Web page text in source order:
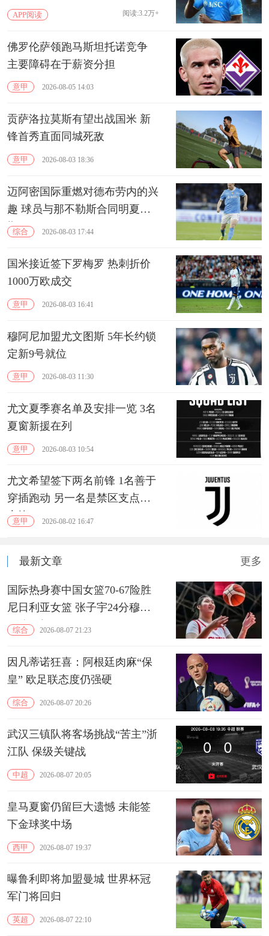
APP阅读 阅读:3.2万+
佛罗伦萨领跑马斯坦托诺竞争
主要障碍在于‌薪资分担‌
意甲 2026-08-05 14:03
贡萨洛拉莫斯有望出战国米 新
锋首秀直面同城死敌
意甲 2026-08-03 18:36
迈阿密国际重燃对德布劳内的兴
趣 球员与那不勒斯合同明夏到
期综合 2026-08-03 17:44
国米接近签下罗梅罗 热刺折价
1000万欧成交
意甲 2026-08-03 16:41
穆阿尼加盟尤文图斯 5年长约锁
定新9号就位
意甲 2026-08-03 11:30
尤文夏季赛名单及安排一览 3名
夏窗新援在列
意甲 2026-08-03 10:54
尤文希望签下两名前锋 1名善于
穿插跑动 另一名是禁区支点型
中锋
意甲 2026-08-02 16:47
最新文章 更多
国际热身赛中国女篮70-67险胜
尼日利亚女篮 张子宇24分穆萨
15分10板
综合 2026-08-07 21:23
因凡蒂诺狂喜：阿根廷肉麻“保
皇” 欧足联态度仍强硬
综合 2026-08-07 20:26
武汉三镇队将客场挑战“苦主”浙
江队 保级关键战
中超 2026-08-07 20:05
皇马夏窗仍留巨大遗憾 未能签
下金球奖中场
西甲 2026-08-07 19:37
曝鲁利即将加盟曼城 世界杯冠
军门将回归
英超 2026-08-07 22:10